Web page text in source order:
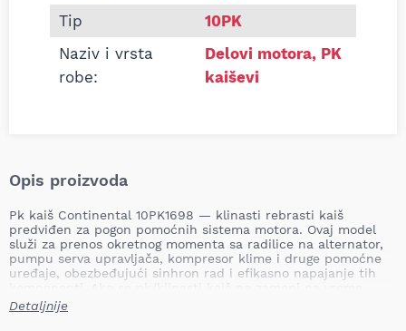
Tip
10PK
Naziv i vrsta
robe:
Delovi motora, PK
kaiševi
Opis proizvoda
Pk kaiš Continental 10PK1698 — klinasti rebrasti kaiš
predviđen za pogon pomoćnih sistema motora. Ovaj model
služi za prenos okretnog momenta sa radilice na alternator,
pumpu serva upravljača, kompresor klime i druge pomoćne
uređaje, obezbeđujući sinhron rad i efikasno napajanje tih
može doći do proklizavanja, pregrvanja ili pucanja kaiša, što
vodi do gubitka napajanja pomoćnih sistema, smanjenja
Detaljnije